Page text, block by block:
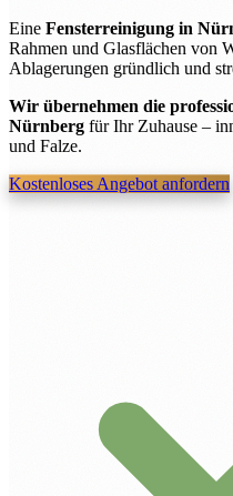
Eine Fensterreinigung in
Rahmen und Glasflächen von
Ablagerungen gründlich und
Wir übernehmen die
Nürnberg für Ihr Zuhause –
und Falze.
Kostenloses Angebot anfordern